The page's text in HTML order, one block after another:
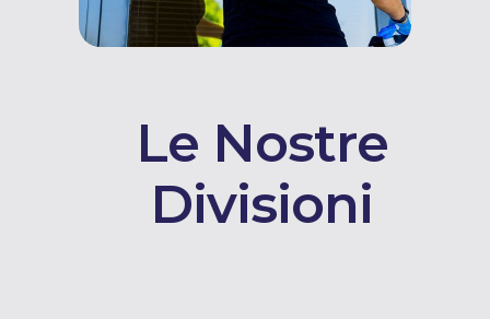
Le Nostre
Divisioni